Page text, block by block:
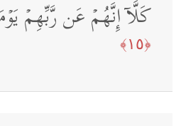
كَلَّاۤ إِنَّهُمۡ عَن رَّبِّهِمۡ
﴿١٥﴾